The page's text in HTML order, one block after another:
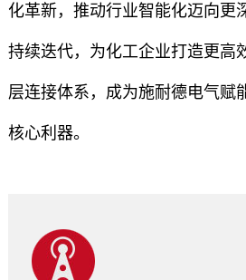
化革新，推动行业智能化迈向更
持续迭代，为化工企业打造更高
层连接体系，成为施耐德电气赋
核心利器。